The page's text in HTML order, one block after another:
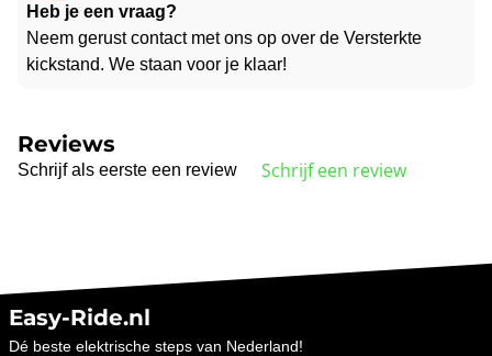
Heb je een vraag?
Neem gerust contact met ons op over de Versterkte
kickstand. We staan voor je klaar!
Reviews
Schrijf als eerste een review Schrijf een review
Easy-Ride.nl
Dé beste elektrische steps van Nederland!